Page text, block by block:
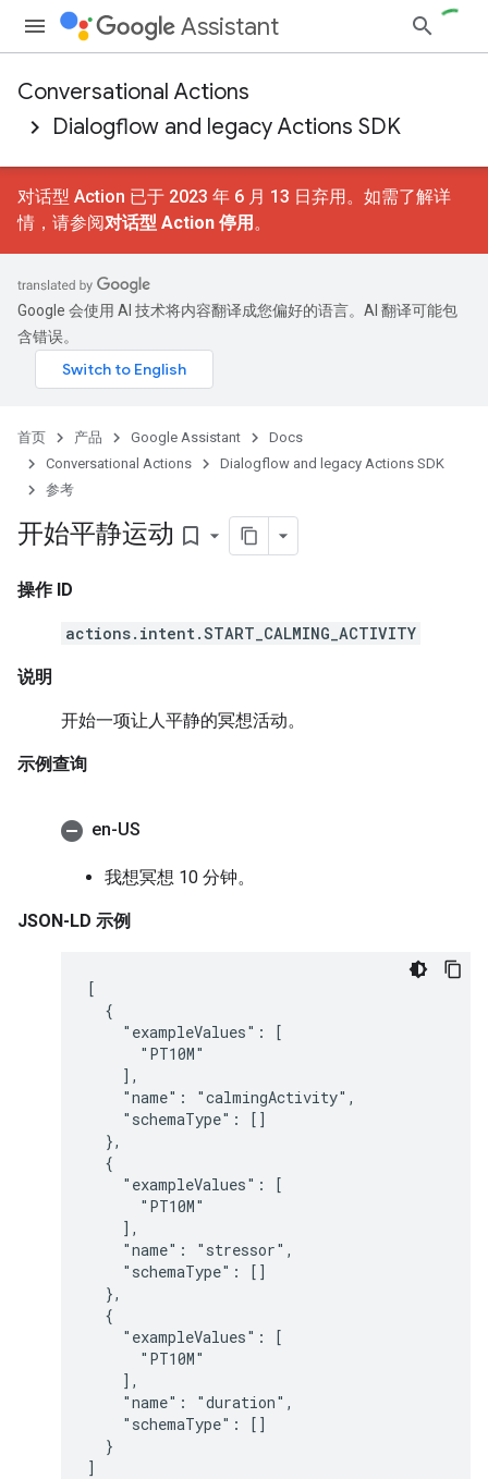
Assistant
Conversational Actions
Dialogflow and legacy Actions SDK
对话型 Action 已于 2023 年 6 月 13 日弃用。如需了解详
情，请参阅对话型 Action 停用 。
Google 会使用 AI 技术将内容翻译成您偏好的语言。AI 翻译可能包
含错误。
首页 产品 Google Assistant
Docs
Conversational Actions
Dialogflow and legacy Actions SDK
参考
开始平静运动 bookmark_border
操作 ID
actions.intent.START_CALMING_ACTIVITY
说明
开始一项让人平静的冥想活动。
示例查询
en-US
我想冥想 10 分钟。
JSON-LD 示例
[
  {
    "exampleValues": [
      "PT10M"
    ],
    "name": "calmingActivity",
    "schemaType": []
  },
  {
    "exampleValues": [
      "PT10M"
    ],
    "name": "stressor",
    "schemaType": []
  },
  {
    "exampleValues": [
      "PT10M"
    ],
    "name": "duration",
    "schemaType": []
  }
]